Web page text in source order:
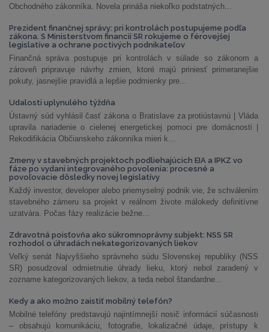
Obchodného zákonníka. Novela prináša niekoľko podstatných...
Prezident finančnej správy: pri kontrolách postupujeme podľa
zákona. S Ministerstvom financií SR rokujeme o férovejšej
legislatíve a ochrane poctivých podnikateľov
Finančná správa postupuje pri kontrolách v súlade so zákonom a
zároveň pripravuje návrhy zmien, ktoré majú priniesť primeranejšie
pokuty, jasnejšie pravidlá a lepšie podmienky pre...
Udalosti uplynulého týždňa
Ústavný súd vyhlásil časť zákona o Bratislave za protiústavnú | Vláda
upravila nariadenie o cielenej energetickej pomoci pre domácnosti |
Rekodifikácia Občianskeho zákonníka mieri k...
Zmeny v stavebných projektoch podliehajúcich EIA a IPKZ vo
fáze po vydaní integrovaného povolenia: procesné a
povoľovacie dôsledky novej legislatívy
Každý investor, developer alebo priemyselný podnik vie, že schválením
stavebného zámeru sa projekt v reálnom živote málokedy definitívne
uzatvára. Počas fázy realizácie bežne...
Zdravotná poisťovňa ako súkromnoprávny subjekt: NSS SR
rozhodol o úhradách nekategorizovaných liekov
Veľký senát Najvyššieho správneho súdu Slovenskej republiky (NSS
SR) posudzoval odmietnutie úhrady lieku, ktorý nebol zaradený v
zozname kategorizovaných liekov, a teda nebol štandardne...
Kedy a ako možno zaistiť mobilný telefón?
Mobilné telefóny predstavujú najintímnejší nosič informácií súčasnosti
– obsahujú komunikáciu, fotografie, lokalizačné údaje, prístupy k